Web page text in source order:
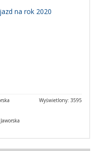
na rok 2020
Wyświetlony: 3595